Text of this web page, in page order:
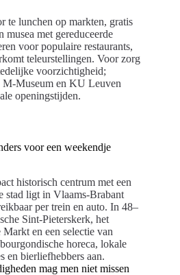
te lunchen op markten, gratis
musea met gereduceerde
voor populaire restaurants,
teleurstellingen. Voor zorg
voorzichtigheid;
M-Museum en KU Leuven
openingstijden.
voor een weekendje
historisch centrum met een
stad ligt in Vlaams-Brabant
per trein en auto. In 48–
Sint-Pieterskerk, het
en een selectie van
horeca, lokale
en bierliefhebbers aan.
mag men niet missen